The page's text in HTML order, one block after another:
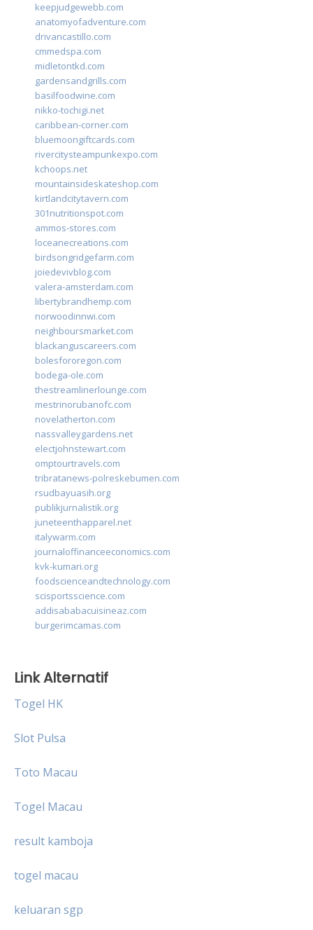
keepjudgewebb.com
anatomyofadventure.com
drivancastillo.com
cmmedspa.com
midletontkd.com
gardensandgrills.com
basilfoodwine.com
nikko-tochigi.net
caribbean-corner.com
bluemoongiftcards.com
rivercitysteampunkexpo.com
kchoops.net
mountainsideskateshop.com
kirtlandcitytavern.com
301nutritionspot.com
ammos-stores.com
loceanecreations.com
birdsongridgefarm.com
joiedevivblog.com
valera-amsterdam.com
libertybrandhemp.com
norwoodinnwi.com
neighboursmarket.com
blackanguscareers.com
bolesfororegon.com
bodega-ole.com
thestreamlinerlounge.com
mestrinorubanofc.com
novelatherton.com
nassvalleygardens.net
electjohnstewart.com
omptourtravels.com
tribratanews-polreskebumen.com
rsudbayuasih.org
publikjurnalistik.org
juneteenthapparel.net
italywarm.com
journaloffinanceeconomics.com
kvk-kumari.org
foodscienceandtechnology.com
scisportsscience.com
addisababacuisineaz.com
burgerimcamas.com
Link Alternatif
Togel HK
Slot Pulsa
Toto Macau
Togel Macau
result kamboja
togel macau
keluaran sgp